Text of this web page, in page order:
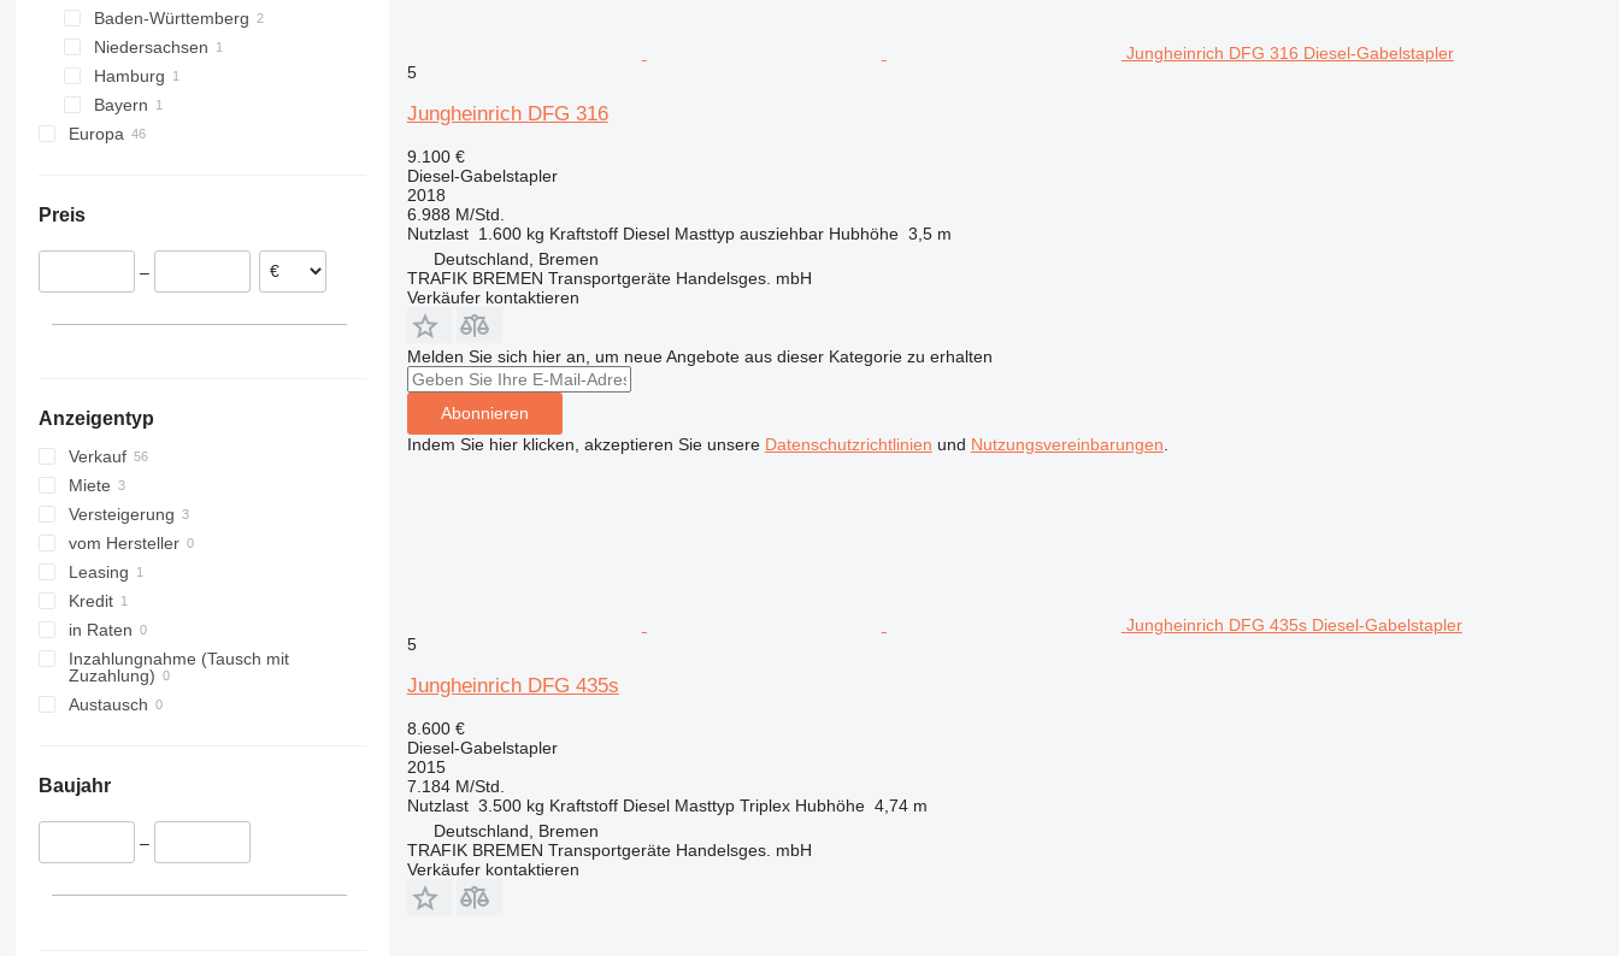
Olfen
Burghaun
Baden-Württemberg
Karlsruhe
Niedersachsen
Oldenburg
Hamburg
Hamburg
Bayern
München
Europa
Slowenien
Rumänien
Preis
–
Anzeigentyp
Verkauf
Miete
Versteigerung
vom Hersteller
Leasing
Kredit
in Raten
Inzahlungnahme (Tausch mit
Zuzahlung)
Austausch
Baujahr
–
Jungheinrich DFG 316 Diesel-Gabelstapler
5
Jungheinrich DFG 316
9.100 €
Diesel-Gabelstapler
2018
6.988 M/Std.
Nutzlast 1.600 kg Kraftstoff Diesel Masttyp ausziehbar Hubhöhe 3,5 m
Deutschland, Bremen
TRAFIK BREMEN Transportgeräte Handelsges. mbH
Verkäufer kontaktieren
Melden Sie sich hier an, um neue Angebote aus dieser Kategorie zu erhalten
Abonnieren
Indem Sie hier klicken, akzeptieren Sie unsere Datenschutzrichtlinien und Nutzungsvereinbarungen
Jungheinrich DFG 435s Diesel-Gabelstapler
5
Jungheinrich DFG 435s
8.600 €
Diesel-Gabelstapler
2015
7.184 M/Std.
Nutzlast 3.500 kg Kraftstoff Diesel Masttyp Triplex Hubhöhe 4,74 m
Deutschland, Bremen
TRAFIK BREMEN Transportgeräte Handelsges. mbH
Verkäufer kontaktieren